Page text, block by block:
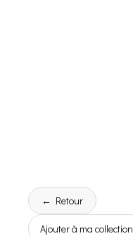
← Retour
Ajouter à ma collection